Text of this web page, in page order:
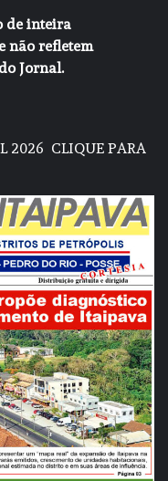
de inteira
não refletem
Jornal.
2026 CLIQUE PARA